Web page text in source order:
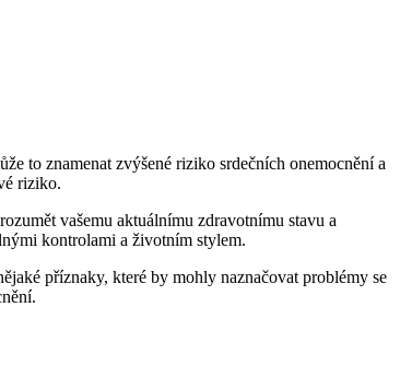
to⁢ znamenat ​zvýšené riziko srdečních onemocnění a
riziko.
vašemu⁢ aktuálnímu zdravotnímu stavu⁣ a
kontrolami a⁢ životním stylem.
příznaky, které by mohly naznačovat problémy se